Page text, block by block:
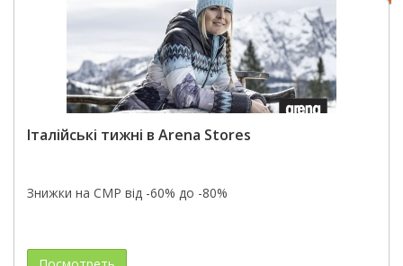
Італійські тижні в Arena Stores
Знижки на СМР від -60% до -80%